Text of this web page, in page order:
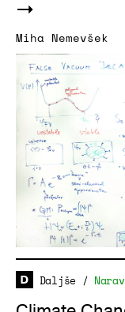
Miha Nemevšek
Daljše /